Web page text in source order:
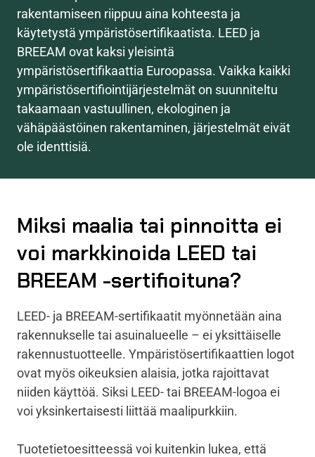
rakentamiseen riippuu aina kohteesta ja
käytetystä ympäristösertifikaatista. LEED ja
BREEAM ovat kaksi yleisintä
ympäristösertifikaattia Euroopassa. Vaikka kaikki
ympäristösertifiointijärjestelmät on suunniteltu
takaamaan vastuullinen, ekologinen ja
vähäpäästöinen rakentaminen, järjestelmät eivät
ole identtisiä.
Miksi maalia tai pinnoitta ei
voi markkinoida LEED tai
BREEAM -sertifioituna?
LEED- ja BREEAM-sertifikaatit myönnetään aina
rakennukselle tai asuinalueelle – ei yksittäiselle
rakennustuotteelle. Ympäristösertifikaattien logot
ovat myös oikeuksien alaisia, jotka rajoittavat
niiden käyttöä. Siksi LEED- tai BREEAM-logoa ei
voi yksinkertaisesti liittää maalipurkkiin.
Tuotetietoesitteessä voi kuitenkin lukea, että